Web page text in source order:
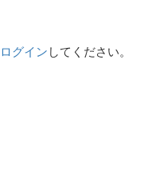
ログイン してください。